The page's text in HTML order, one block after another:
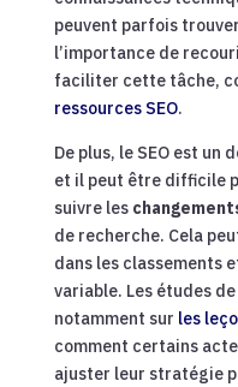
peuvent parfois
l’importance de
faciliter cette tâche,
ressources SEO.
De plus, le SEO est un
et il peut être difficile
suivre les
de recherche. Cela
dans les classements
variable. Les études
notamment sur les
comment certains
ajuster leur stratégie